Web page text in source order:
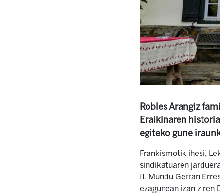
Robles Arangiz
Eraikinaren
egiteko gune
Frankismotik ihesi,
sindikatuaren
II. Mundu Gerran
ezagunean izan ziren